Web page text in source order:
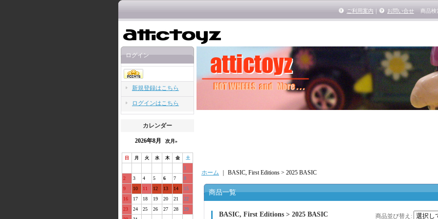
ご利用案内 ｜ お問い合せ 商品検
ログイン
新規登録はこちら
ログインはこちら
カレンダー
2026年8月 次月»
日 月 火 水 木 金 土
1
2
3 4 5 6 7
8
9
10 11 12 13 14
15
16
17 18 19 20 21
22
23
24 25 26 27 28
29
ホーム BASIC, First Editions > 2025 BASIC
商品一覧
BASIC, First Editions > 2025 BASIC 商品並び替え :